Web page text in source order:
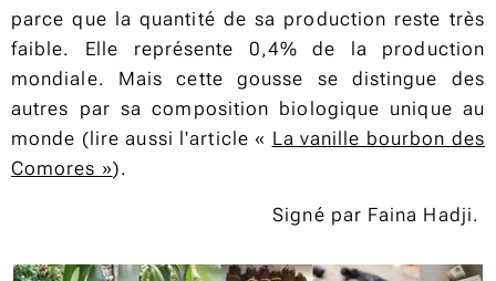
parce que la quantité de sa production reste très
faible. Elle représente 0,4% de la production
mondiale. Mais cette gousse se distingue des
autres par sa composition biologique unique au
monde (lire aussi l'article « La vanille bourbon des
Comores »).
Signé par Faina Hadji.